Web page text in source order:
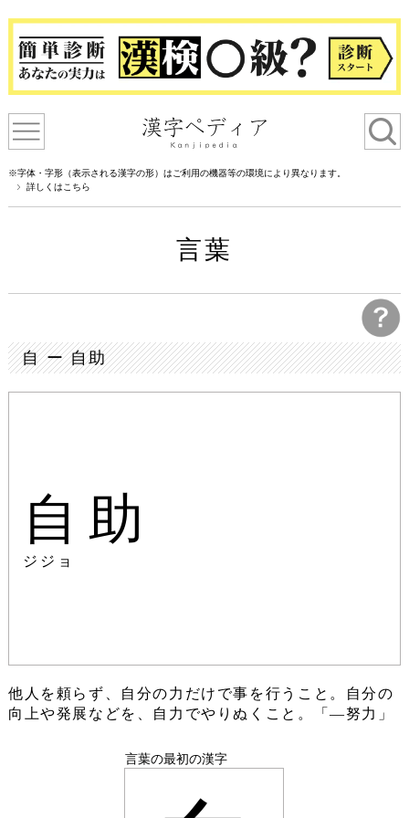
※字体・字形（表示される漢字の形）はご利用の機器等の環境により異なります。
詳しくはこちら
言葉
自 ー 自助
自助
ジジョ
他人を頼らず、自分の力だけで事を行うこと。自分の
向上や発展などを、自力でやりぬくこと。「―努力」
言葉の最初の漢字